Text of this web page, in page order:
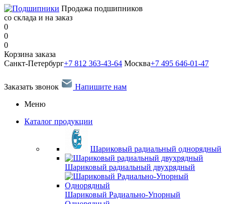
Продажа подшипников
со склада и на заказ
0
0
0
Корзина заказа
Санкт-Петербург+7 812 363-43-64 Москва+7 495 646-01-47
Заказать звонок
Напишите нам
Меню
Каталог продукции
Шариковый радиальный однорядный
Шариковый радиальный двухрядный
Шариковый Радиально-Упорный